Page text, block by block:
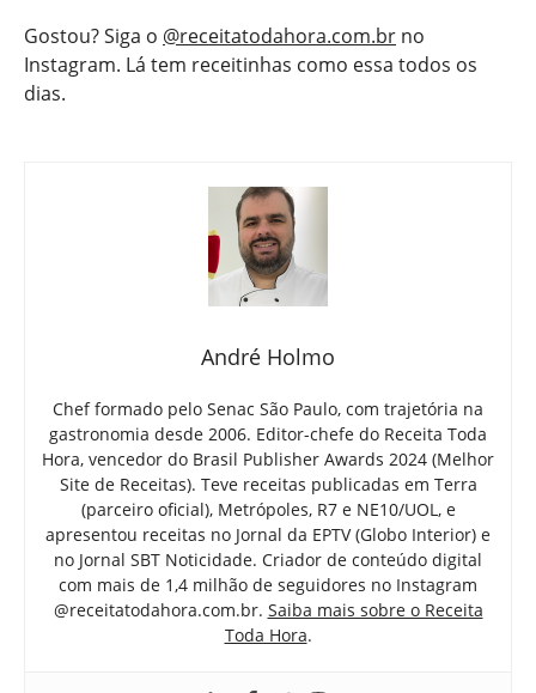
Gostou? Siga o @receitatodahora.com.br no
Instagram. Lá tem receitinhas como essa todos os
dias.
André Holmo
Chef formado pelo Senac São Paulo, com trajetória na
gastronomia desde 2006. Editor-chefe do Receita Toda
Hora, vencedor do Brasil Publisher Awards 2024 (Melhor
Site de Receitas). Teve receitas publicadas em Terra
(parceiro oficial), Metrópoles, R7 e NE10/UOL, e
apresentou receitas no Jornal da EPTV (Globo Interior) e
no Jornal SBT Noticidade. Criador de conteúdo digital
com mais de 1,4 milhão de seguidores no Instagram
@receitatodahora.com.br. Saiba mais sobre o Receita
Toda Hora.